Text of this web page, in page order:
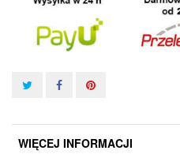
WIĘCEJ INFORMACJI